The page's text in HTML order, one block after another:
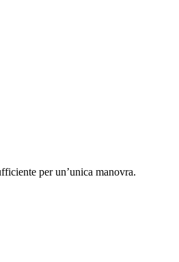
per un’unica manovra.